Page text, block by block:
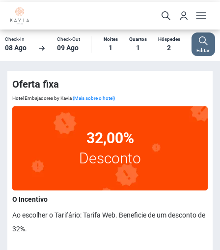
Check-In
08 Ago
Check-Out
09 Ago
Noites
1
Quartos
1
Hóspedes
2 Editar
Oferta fixa
Hotel Embajadores by Kavia(Mais sobre o hotel)
32,00%
Desconto
O Incentivo
Ao escolher o Tarifário: Tarifa Web. Beneficie de um desconto de
32%.